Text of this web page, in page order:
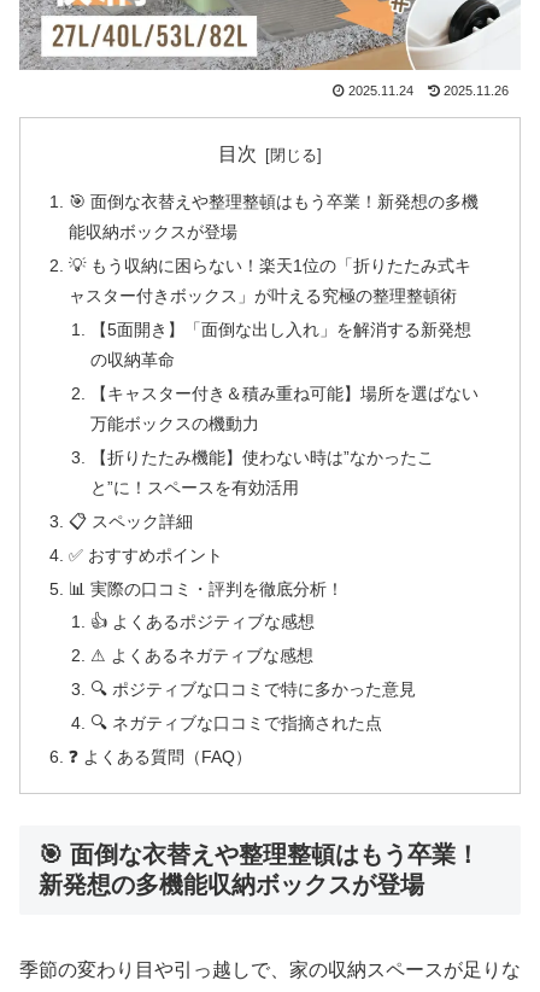
2025.11.24 2025.11.26
目次
🎯 面倒な衣替えや整理整頓はもう卒業！新発想の多機
能収納ボックスが登場
💡 もう収納に困らない！楽天1位の「折りたたみ式キ
ャスター付きボックス」が叶える究極の整理整頓術
【5面開き】「面倒な出し入れ」を解消する新発想
の収納革命
【キャスター付き＆積み重ね可能】場所を選ばない
万能ボックスの機動力
【折りたたみ機能】使わない時は”なかったこ
と”に！スペースを有効活用
📋 スペック詳細
✅ おすすめポイント
📊 実際の口コミ・評判を徹底分析！
👍 よくあるポジティブな感想
⚠ よくあるネガティブな感想
🔍 ポジティブな口コミで特に多かった意見
🔍 ネガティブな口コミで指摘された点
❓ よくある質問（FAQ）
🎯 面倒な衣替えや整理整頓はもう卒業！
新発想の多機能収納ボックスが登場
季節の変わり目や引っ越しで、家の収納スペースが足りな